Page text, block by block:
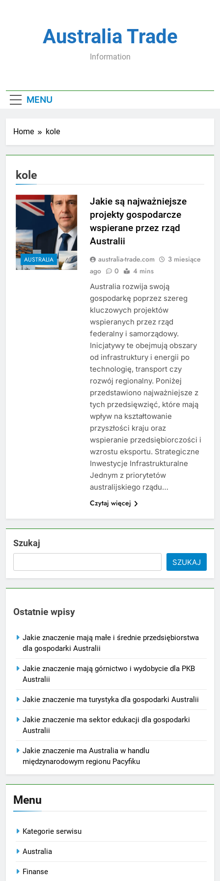
Australia Trade
Information
MENU
Home kole
kole
AUSTRALIA
Jakie są najważniejsze
projekty gospodarcze
wspierane przez rząd
Australii
australia-trade.com
3 miesiące
ago
0 4 mins
Australia rozwija swoją
gospodarkę poprzez szereg
kluczowych projektów
wspieranych przez rząd
federalny i samorządowy.
Inicjatywy te obejmują obszary
od infrastruktury i energii po
technologię, transport czy
rozwój regionalny. Poniżej
przedstawiono najważniejsze z
tych przedsięwzięć, które mają
wpływ na kształtowanie
przyszłości kraju oraz
wspieranie przedsiębiorczości i
wzrostu eksportu. Strategiczne
Inwestycje Infrastrukturalne
Jednym z priorytetów
australijskiego rządu…
Czytaj więcej
Szukaj
SZUKAJ
Ostatnie wpisy
Jakie znaczenie mają małe i średnie przedsiębiorstwa
dla gospodarki Australii
Jakie znaczenie mają górnictwo i wydobycie dla PKB
Australii
Jakie znaczenie ma turystyka dla gospodarki Australii
Jakie znaczenie ma sektor edukacji dla gospodarki
Australii
Jakie znaczenie ma Australia w handlu
międzynarodowym regionu Pacyfiku
Menu
Kategorie serwisu
Australia
Finanse